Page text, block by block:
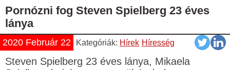
Pornózni fog Steven Spielberg 23 éves
lánya
2020 Február 22 Kategóriák: Hírek Híresség
Steven Spielberg 23 éves lánya, Mikaela